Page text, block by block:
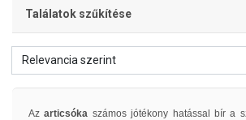
Találatok szűkítése
Relevancia szerint
Azarticsóka számos jótékony hatással bír a